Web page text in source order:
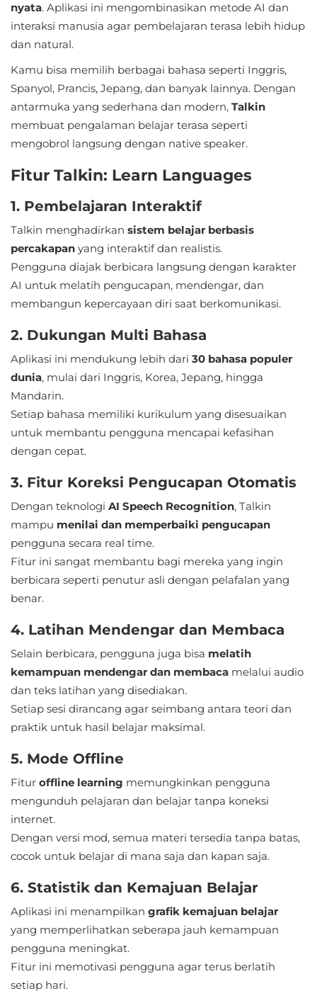
Story-
Driven
Strategi
Trivia
Word
Apps
Art
&
Design
Auto
&
Beauty
Books
&
Reference
&
Referensi
Business
Comics
Communication
Dating
Education
Emulator
Entertainment
Events
Finance
Food
&
Health
&
Fitness
House
nyata. Aplikasi ini mengombinasikan metode AI dan
interaksi manusia agar pembelajaran terasa lebih hidup
dan natural.
Kamu bisa memilih berbagai bahasa seperti Inggris,
Spanyol, Prancis, Jepang, dan banyak lainnya. Dengan
antarmuka yang sederhana dan modern, Talkin
membuat pengalaman belajar terasa seperti
mengobrol langsung dengan native speaker.
Fitur Talkin: Learn Languages
1. Pembelajaran Interaktif
Talkin menghadirkan sistem belajar berbasis
percakapan yang interaktif dan realistis.
Pengguna diajak berbicara langsung dengan karakter
AI untuk melatih pengucapan, mendengar, dan
membangun kepercayaan diri saat berkomunikasi.
2. Dukungan Multi Bahasa
Aplikasi ini mendukung lebih dari 30 bahasa populer
dunia, mulai dari Inggris, Korea, Jepang, hingga
Mandarin.
Setiap bahasa memiliki kurikulum yang disesuaikan
untuk membantu pengguna mencapai kefasihan
dengan cepat.
3. Fitur Koreksi Pengucapan Otomatis
Dengan teknologi AI Speech Recognition, Talkin
mampu menilai dan memperbaiki pengucapan
pengguna secara real time.
Fitur ini sangat membantu bagi mereka yang ingin
berbicara seperti penutur asli dengan pelafalan yang
benar.
4. Latihan Mendengar dan Membaca
Selain berbicara, pengguna juga bisa melatih
kemampuan mendengar dan membaca melalui audio
dan teks latihan yang disediakan.
Setiap sesi dirancang agar seimbang antara teori dan
praktik untuk hasil belajar maksimal.
5. Mode Offline
Fitur offline learning memungkinkan pengguna
mengunduh pelajaran dan belajar tanpa koneksi
internet.
Dengan versi mod, semua materi tersedia tanpa batas,
cocok untuk belajar di mana saja dan kapan saja.
6. Statistik dan Kemajuan Belajar
Aplikasi ini menampilkan grafik kemajuan belajar
yang memperlihatkan seberapa jauh kemampuan
pengguna meningkat.
Fitur ini memotivasi pengguna agar terus berlatih
setiap hari.